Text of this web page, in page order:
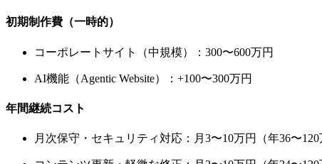
初期制作費（一時的）
コーポレートサイト（中規模）：300〜600万円
AI機能（Agentic Website）：+100〜300万円
年間継続コスト
月次保守・セキュリティ対応：月3〜10万円（年36〜120